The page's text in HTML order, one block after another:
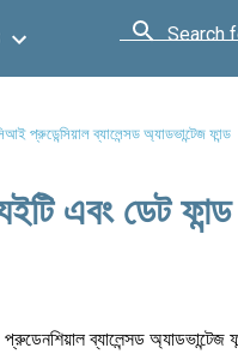
Search
ব্যালেন্সড অ্যাডভান্টেজ ফান্ড
এবং ডেট
ব্যালেন্সড অ্যাডভান্টেজ